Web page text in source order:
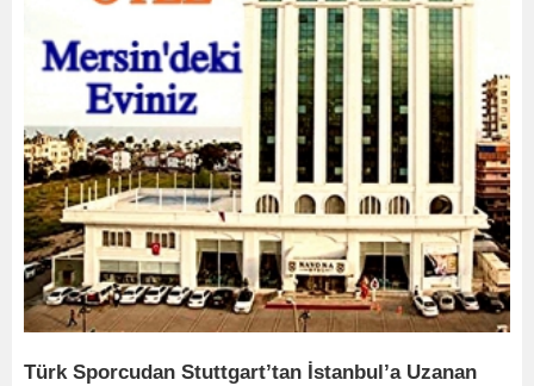
Türk Sporcudan Stuttgart’tan İstanbul’a Uzanan